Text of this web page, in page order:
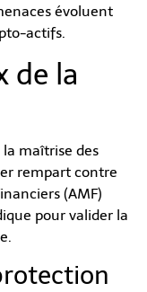
évoluent
actifs.
de la
maîtrise des
rempart contre
(AMF)
pour valider la